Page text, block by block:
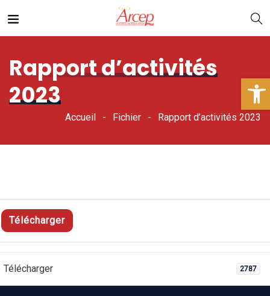
Rapport d’activités
2023
Accueil Fichier Rapport d’activités 2023
Télécharger
Télécharger 2787